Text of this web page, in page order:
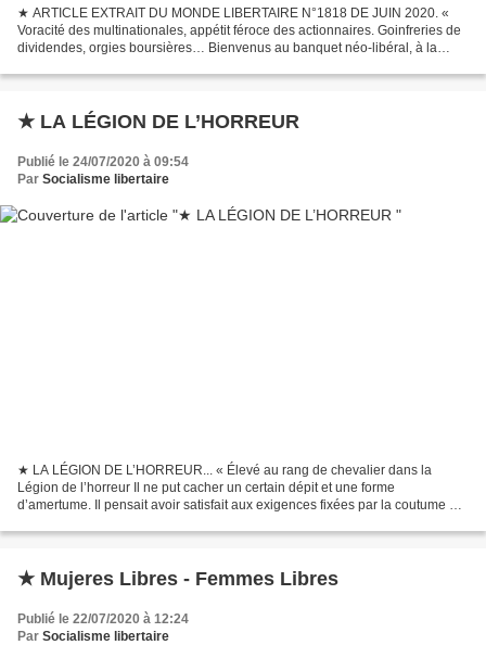
★ ARTICLE EXTRAIT DU MONDE LIBERTAIRE N°1818 DE JUIN 2020. «
Voracité des multinationales, appétit féroce des actionnaires. Goinfreries de
dividendes, orgies boursières… Bienvenus au banquet néo-libéral, à la
★ LA LÉGION DE L’HORREUR
Publié le 24/07/2020 à 09:54
Par Socialisme libertaire
★ LA LÉGION DE L’HORREUR... « Élevé au rang de chevalier dans la
Légion de l’horreur Il ne put cacher un certain dépit et une forme
d’amertume. Il pensait avoir satisfait aux exigences fixées par la coutume Et
★ Mujeres Libres - Femmes Libres
Publié le 22/07/2020 à 12:24
Par Socialisme libertaire